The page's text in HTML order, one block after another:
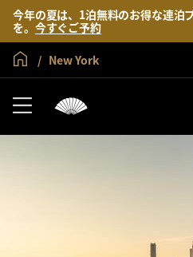
今年の夏は、1泊無料のお得な連泊
を。 今すぐご予約
グローバル ホーム
New York